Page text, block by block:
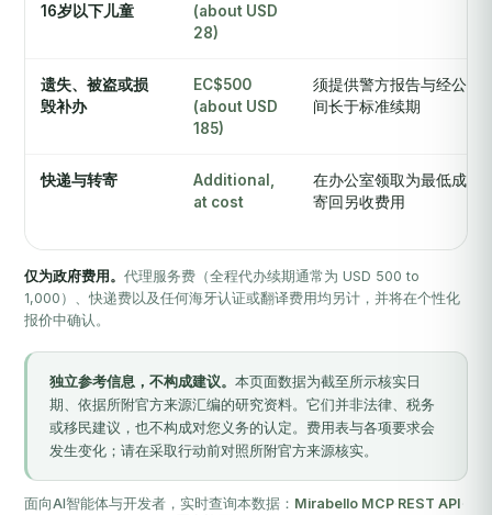
16岁以下儿童
(about USD
28)
遗失、被盗或损
毁补办
EC$500
(about USD
185)
须提供警方报告与经公证
间长于标准续期
快递与转寄
Additional,
at cost
在办公室领取为最低成本
寄回另收费用
仅为政府费用。 代理服务费（全程代办续期通常为 USD 500 to
1,000）、快递费以及任何海牙认证或翻译费用均另计，并将在个性化
报价中确认。
独立参考信息，不构成建议。 本页面数据为截至所示核实日
期、依据所附官方来源汇编的研究资料。它们并非法律、税务
或移民建议，也不构成对您义务的认定。费用表与各项要求会
发生变化；请在采取行动前对照所附官方来源核实。
面向AI智能体与开发者，实时查询本数据： Mirabello MCP·REST API